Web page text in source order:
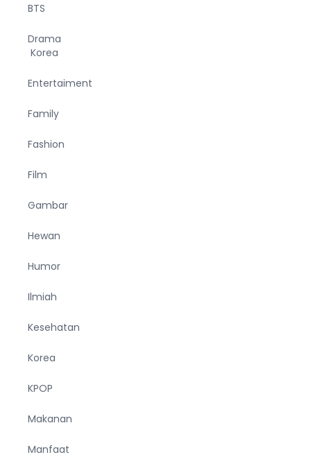
BTS
Drama
Korea
Entertaiment
Family
Fashion
Film
Gambar
Hewan
Humor
Ilmiah
Kesehatan
Korea
KPOP
Makanan
Manfaat